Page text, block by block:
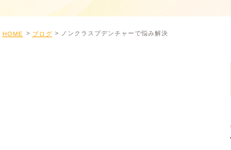
HOME ブログ ノンクラスプデンチャーで悩み解決